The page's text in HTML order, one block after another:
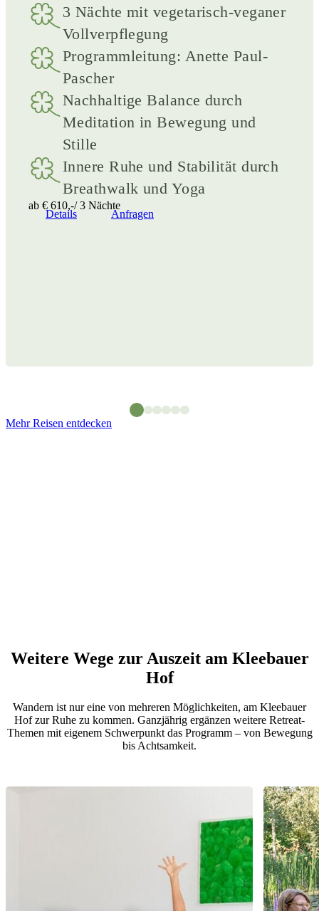
3 Nächte mit vegetarisch-veganer
Vollverpflegung
Programmleitung: Anette Paul-
Pascher
Nachhaltige Balance durch
Meditation in Bewegung und
Stille
Innere Ruhe und Stabilität durch
Breathwalk und Yoga
ab € 610,-/ 3 Nächte
Details Anfragen
Mehr Reisen entdecken
Weitere Wege zur Auszeit am Kleebauer
Hof
Wandern ist nur eine von mehreren Möglichkeiten, am Kleebauer
Hof zur Ruhe zu kommen. Ganzjährig ergänzen weitere Retreat-
Themen mit eigenem Schwerpunkt das Programm – von Bewegung
bis Achtsamkeit.